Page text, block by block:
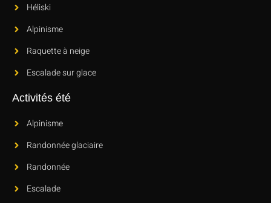
Héliski
Alpinisme
Raquette à neige
Escalade sur glace
Activités été
Alpinisme
Randonnée glaciaire
Randonnée
Escalade